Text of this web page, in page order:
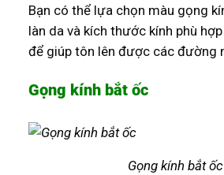
Bạn có thể lựa chọn màu gọng
làn da và kích thước kính phù
để giúp tôn lên được các đường
Gọng kính bắt ốc
Gọng kính bắt ốc